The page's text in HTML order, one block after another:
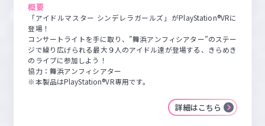
概要
「アイドルマスター シンデレラガールズ」がPlayStation®VRに
登場！
コンサートライトを手に取り、”舞浜アンフィシアター”のステー
ジで繰り広げられる最大９人のアイドル達が登場する、きらめき
のライブに参加しよう！
協力：舞浜アンフィシアター
※本製品はPlayStation®VR専用です。
詳細はこちら